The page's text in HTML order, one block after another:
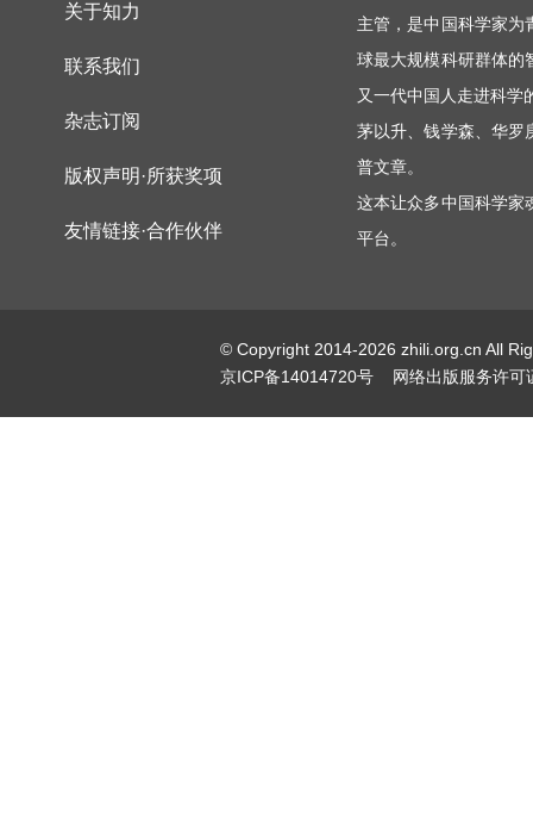
关于知力
联系我们
杂志订阅
版权声明·所获奖项
友情链接·合作伙伴
主管，是中国科学家为
球最大规模科研群体的
又一代中国人走进科学
茅以升、钱学森、华罗
普文章。
这本让众多中国科学家
平台。
© Copyright 2014-2026 zhili.org.cn All
京ICP备14014720号
网络出版服务许可